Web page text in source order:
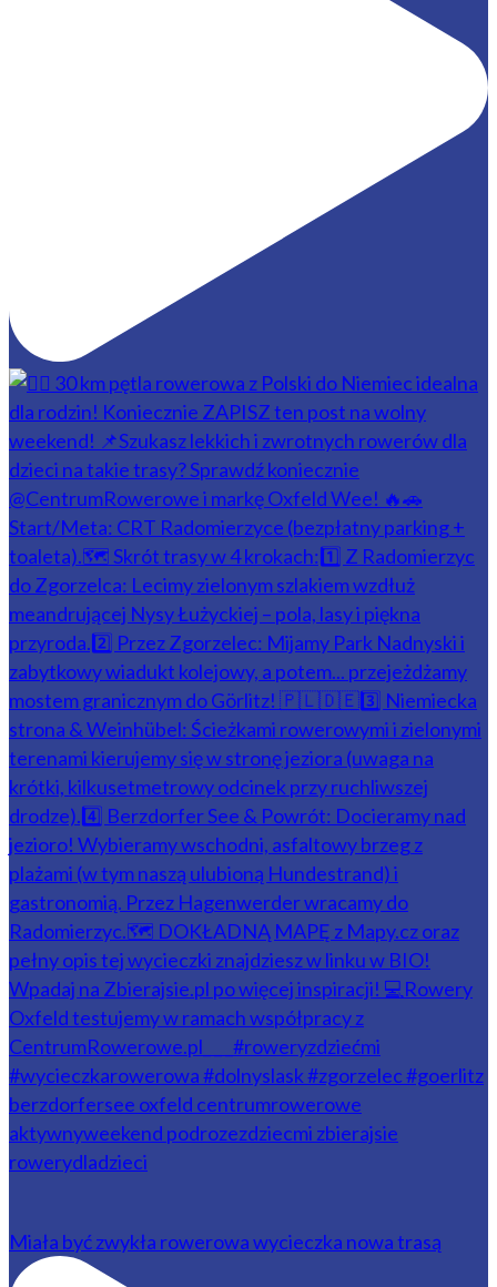
Miała być zwykła rowerowa wycieczka nowa trasą